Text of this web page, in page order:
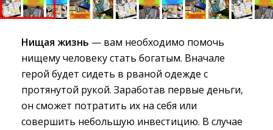
Нищая жизнь — вам необходимо помочь
нищему человеку стать богатым. Вначале
герой будет сидеть в рваной одежде с
протянутой рукой. Заработав первые деньги,
он сможет потратить их на себя или
совершить небольшую инвестицию. В случае